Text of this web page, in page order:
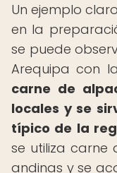
Un ejemplo
en la
se puede
Arequipa con
carne de
locales y se
típico de la
se utiliza carne
andinas y se